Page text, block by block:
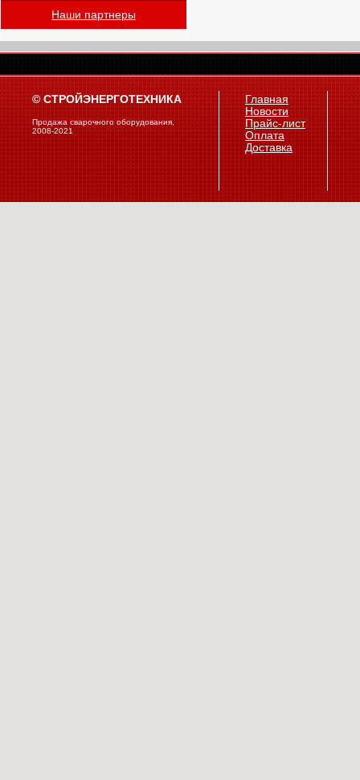
Наши партнеры
© СТРОЙЭНЕРГОТЕХНИКА
Продажа сварочного оборудования,
2008-2021
Главная
Новости
Прайс-лист
Оплата
Доставка